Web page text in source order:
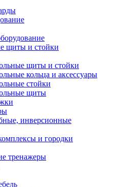
щиты и стойки
щиты и стойки
кольца и аксессуары
стойки
щиты
инверсионные
и городки
тренажеры